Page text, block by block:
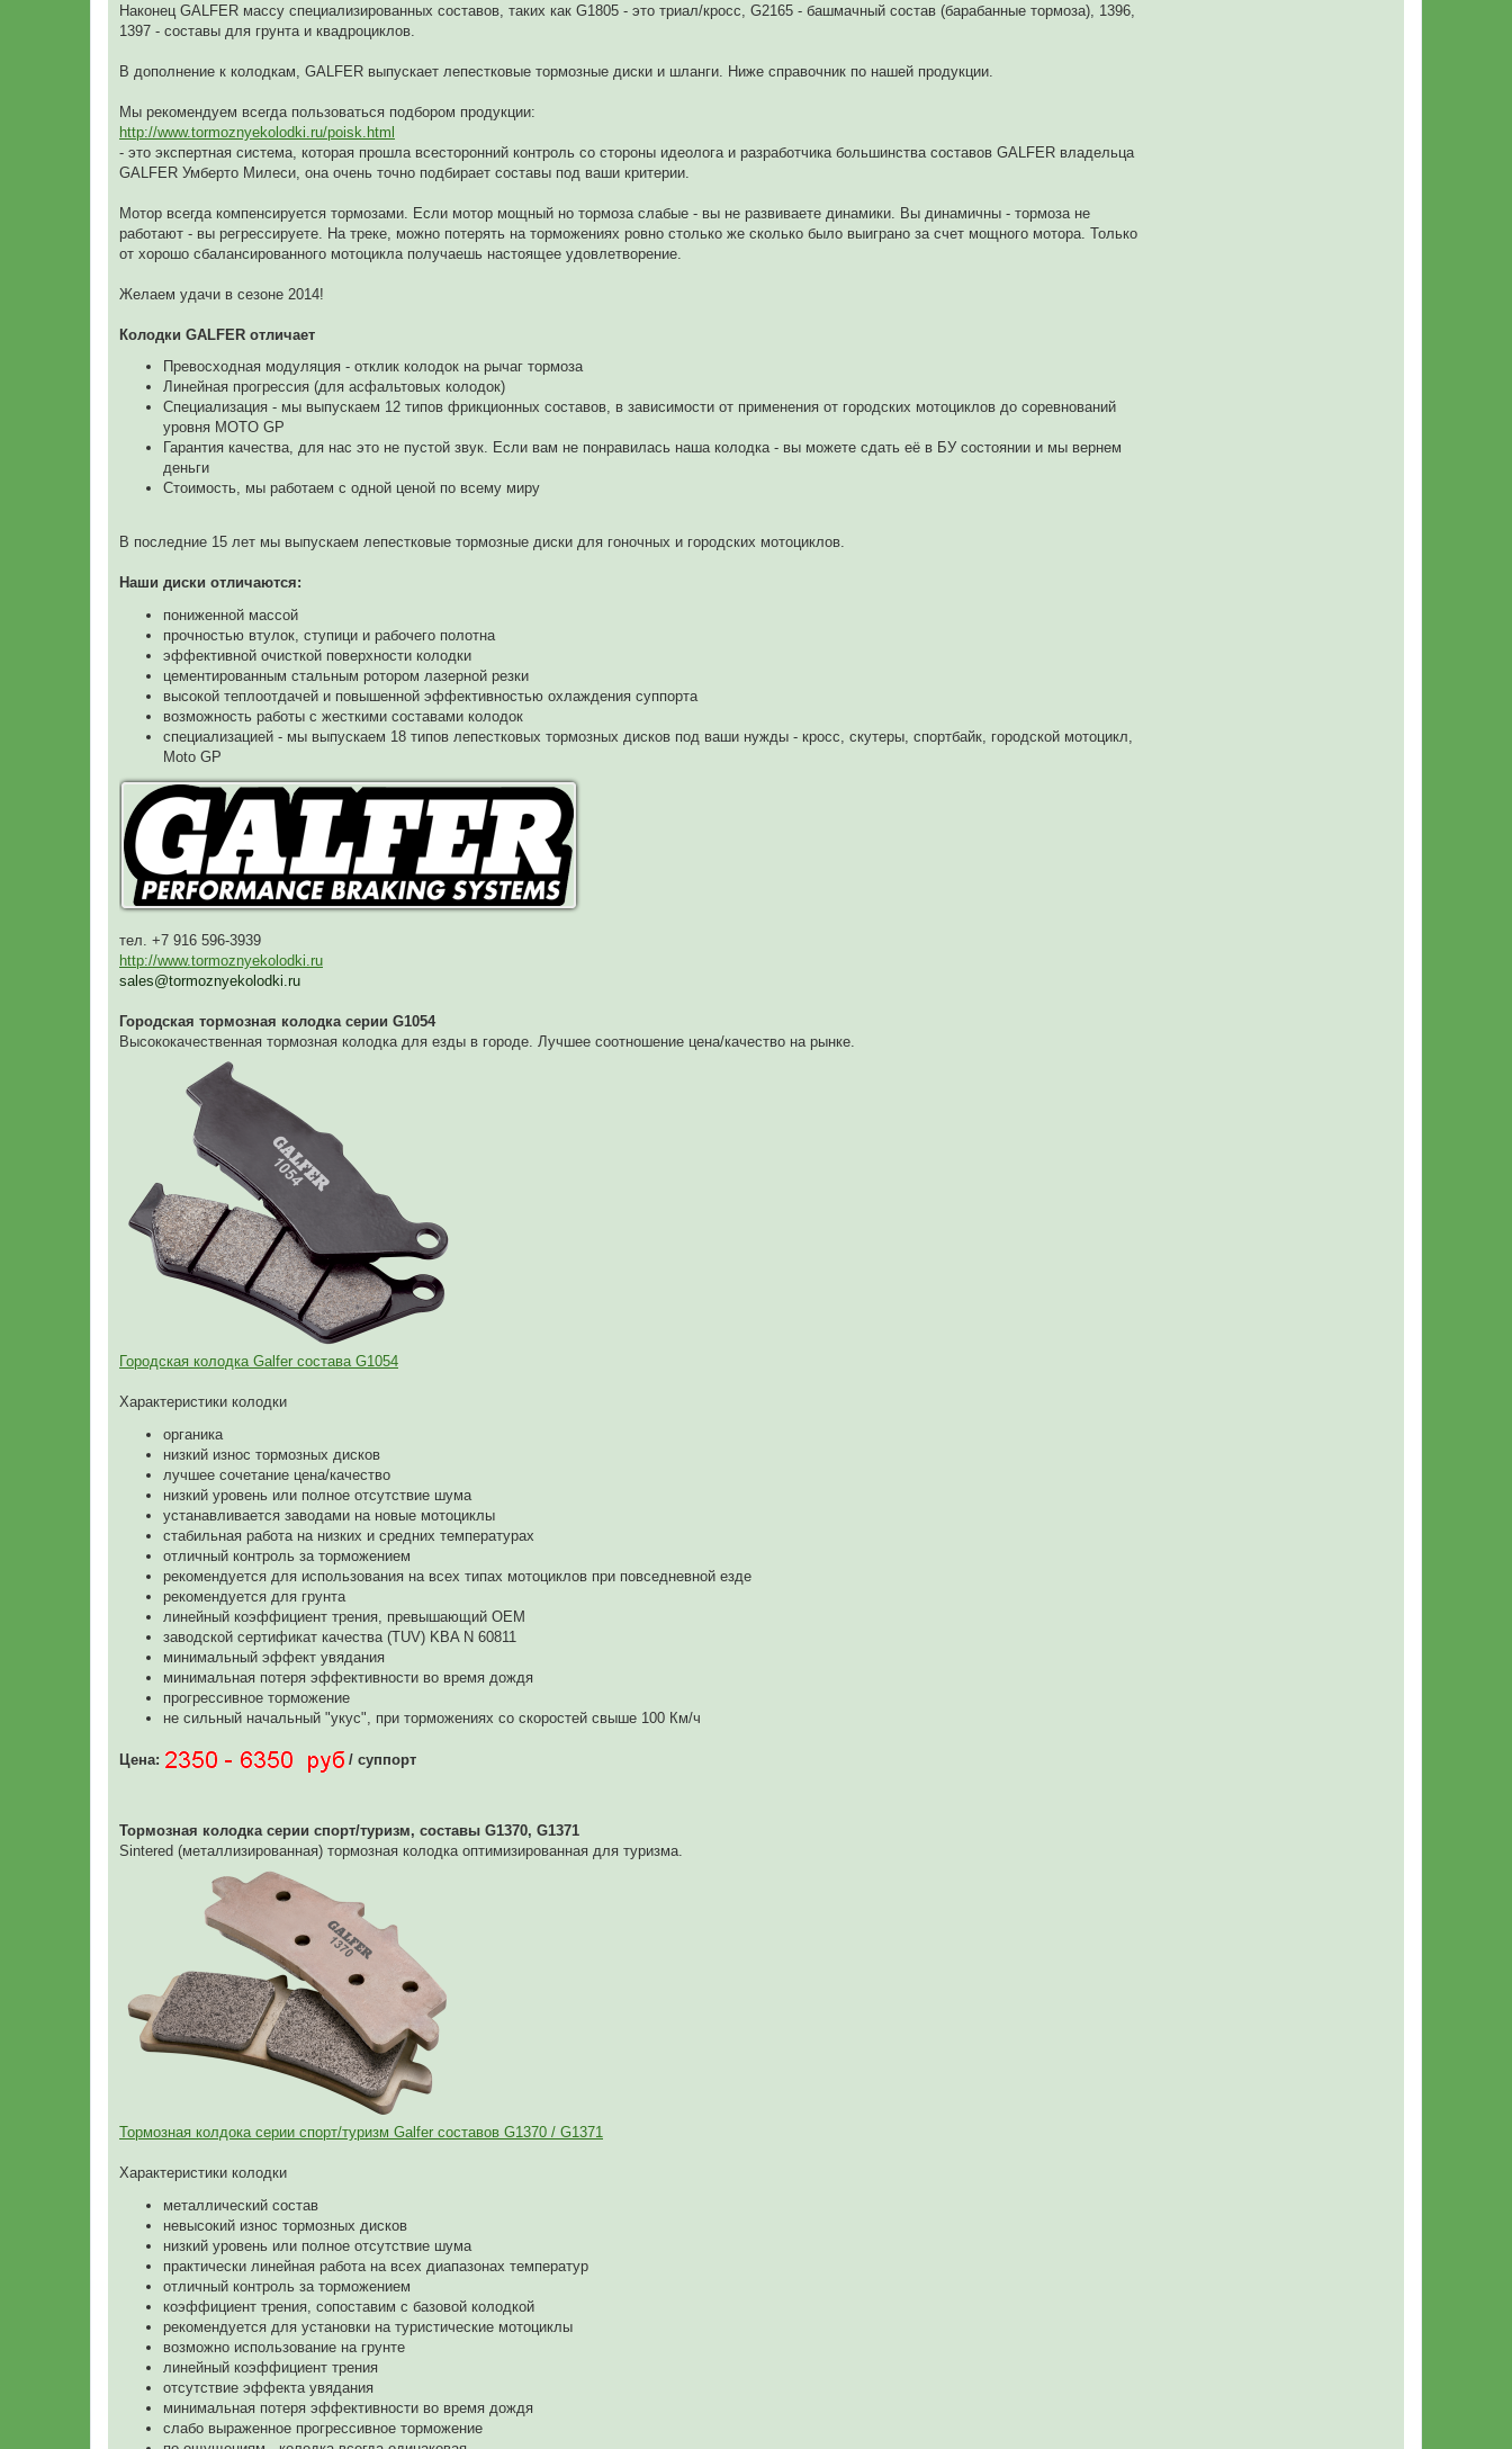
Наконец GALFER массу специализированных составов, таких как G1805 - это триал/кросс, G2165 - башмачный состав (барабанные тормоза), 1396,
1397 - составы для грунта и квадроциклов.
В дополнение к колодкам, GALFER выпускает лепестковые тормозные диски и шланги. Ниже справочник по нашей продукции.
Мы рекомендуем всегда пользоваться подбором продукции:
http://www.tormoznyekolodki.ru/poisk.html
- это экспертная система, которая прошла всесторонний контроль со стороны идеолога и разработчика большинства составов GALFER владельца
GALFER Умберто Милеси, она очень точно подбирает составы под ваши критерии.
Мотор всегда компенсируется тормозами. Если мотор мощный но тормоза слабые - вы не развиваете динамики. Вы динамичны - тормоза не
работают - вы регрессируете. На треке, можно потерять на торможениях ровно столько же сколько было выиграно за счет мощного мотора. Только
от хорошо сбалансированного мотоцикла получаешь настоящее удовлетворение.
Желаем удачи в сезоне 2014!
Колодки GALFER отличает
Превосходная модуляция - отклик колодок на рычаг тормоза
Линейная прогрессия (для асфальтовых колодок)
Специализация - мы выпускаем 12 типов фрикционных составов, в зависимости от применения от городских мотоциклов до соревнований
уровня MOTO GP
Гарантия качества, для нас это не пустой звук. Если вам не понравилась наша колодка - вы можете сдать её в БУ состоянии и мы вернем
деньги
Стоимость, мы работаем с одной ценой по всему миру
В последние 15 лет мы выпускаем лепестковые тормозные диски для гоночных и городских мотоциклов.
Наши диски отличаются:
пониженной массой
прочностью втулок, ступици и рабочего полотна
эффективной очисткой поверхности колодки
цементированным стальным ротором лазерной резки
высокой теплоотдачей и повышенной эффективностью охлаждения суппорта
возможность работы с жесткими составами колодок
специализацией - мы выпускаем 18 типов лепестковых тормозных дисков под ваши нужды - кросс, скутеры, спортбайк, городской мотоцикл,
Moto GP
тел. +7 916 596-3939
http://www.tormoznyekolodki.ru
sales@tormoznyekolodki.ru
Городская тормозная колодка серии G1054
Высококачественная тормозная колодка для езды в городе. Лучшее соотношение цена/качество на рынке.
Городская колодка Galfer состава G1054
Характеристики колодки
органика
низкий износ тормозных дисков
лучшее сочетание цена/качество
низкий уровень или полное отсутствие шума
устанавливается заводами на новые мотоциклы
стабильная работа на низких и средних температурах
отличный контроль за торможением
рекомендуется для использования на всех типах мотоциклов при повседневной езде
рекомендуется для грунта
линейный коэффициент трения, превышающий OEM
заводской сертификат качества (TUV) KBA N 60811
минимальный эффект увядания
минимальная потеря эффективности во время дождя
прогрессивное торможение
не сильный начальный "укус", при торможениях со скоростей свыше 100 Км/ч
Цена: / суппорт
Тормозная колодка серии спорт/туризм, составы G1370, G1371
Sintered (металлизированная) тормозная колодка оптимизированная для туризма.
Тормозная колдока серии спорт/туризм Galfer составов G1370 / G1371
Характеристики колодки
металлический состав
невысокий износ тормозных дисков
низкий уровень или полное отсутствие шума
практически линейная работа на всех диапазонах температур
отличный контроль за торможением
коэффициент трения, сопоставим с базовой колодкой
рекомендуется для установки на туристические мотоциклы
возможно использование на грунте
линейный коэффициент трения
отсутствие эффекта увядания
минимальная потеря эффективности во время дождя
слабо выраженное прогрессивное торможение